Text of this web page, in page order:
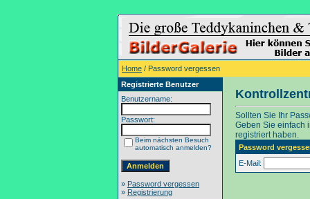
Home / Password vergessen
Registrierte Benutzer
Benutzername:
Passwort:
Beim nächsten Besuch
automatisch anmelden?
» Password vergessen
» Registrierung
Sollten Sie Ihr
Geben Sie einfach
registriert haben.
Password
E-Mail: